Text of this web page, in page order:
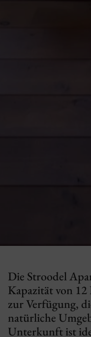
Die Stroodel
Kapazität von 12
zur Verfügung,
natürliche
Unterkunft ist